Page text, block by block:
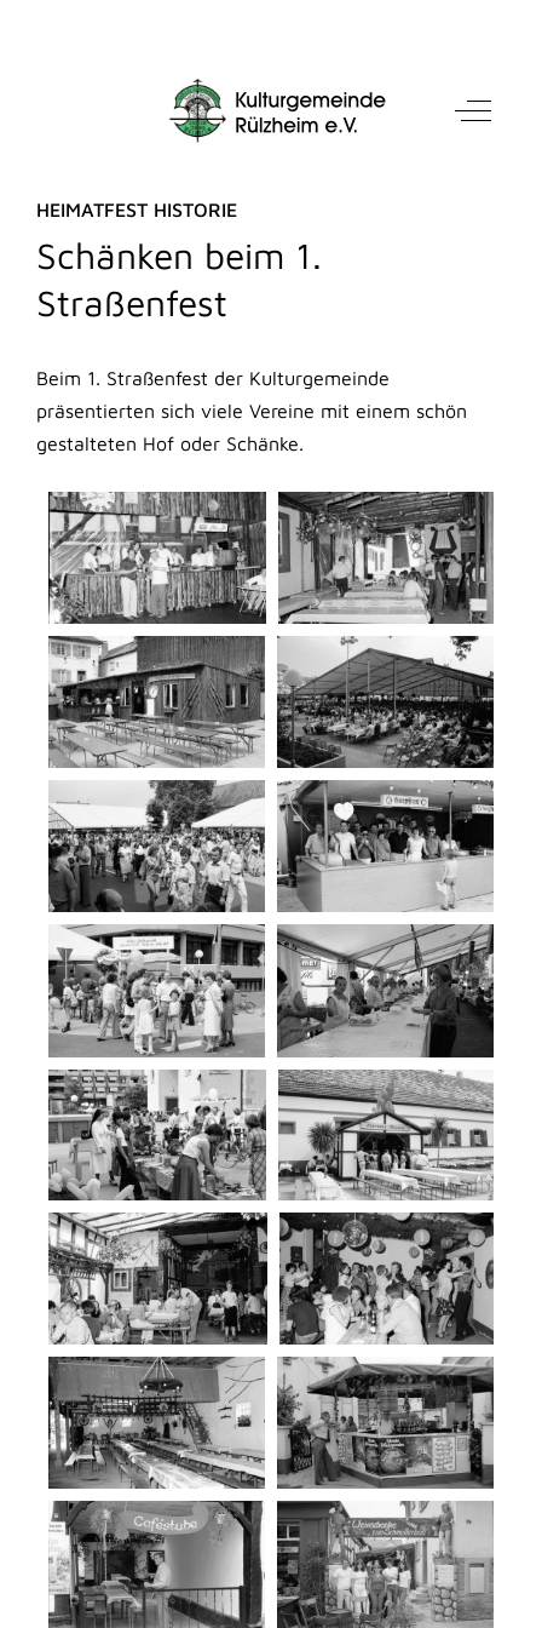
Mobile Menu Toggle Off-
HEIMATFEST HISTORIE
Schänken beim 1.
Straßenfest
Beim 1. Straßenfest der Kulturgemeinde
präsentierten sich viele Vereine mit einem schön
gestalteten Hof oder Schänke.